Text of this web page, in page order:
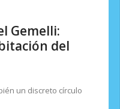
Gemelli:
del
un discreto círculo